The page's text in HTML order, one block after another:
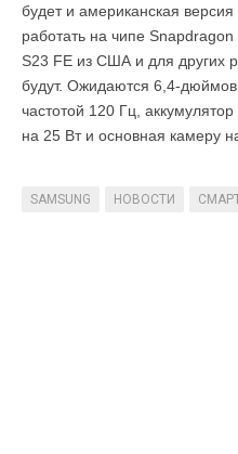
будет и американская
работать на чипе
S23 FE из США и для других
будут. Ожидаются 6,4-
частотой 120 Гц,
на 25 Вт и основная камеру
SAMSUNG НОВОСТИ